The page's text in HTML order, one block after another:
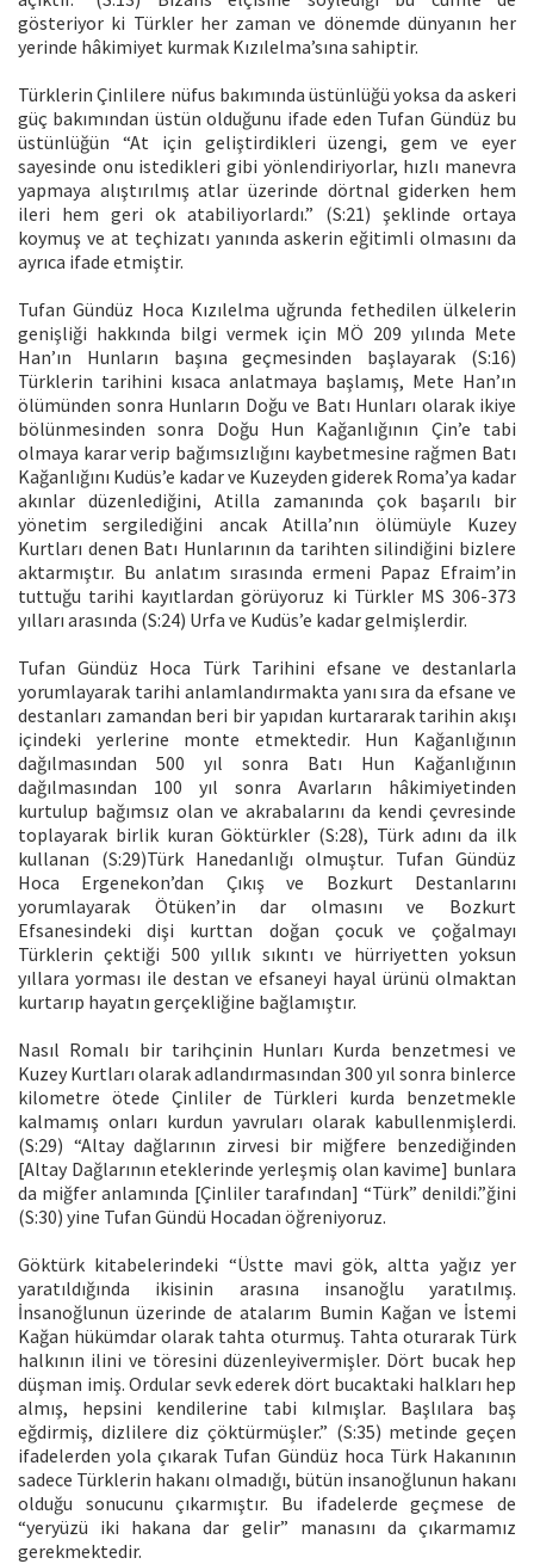
gösteriyor ki Türkler her zaman ve dönemde dünyanın her
yerinde hâkimiyet kurmak Kızılelma’sına sahiptir.
Türklerin Çinlilere nüfus bakımında üstünlüğü yoksa da askeri
güç bakımından üstün olduğunu ifade eden Tufan Gündüz bu
üstünlüğün “At için geliştirdikleri üzengi, gem ve eyer
sayesinde onu istedikleri gibi yönlendiriyorlar, hızlı manevra
yapmaya alıştırılmış atlar üzerinde dörtnal giderken hem
ileri hem geri ok atabiliyorlardı.” (S:21) şeklinde ortaya
koymuş ve at teçhizatı yanında askerin eğitimli olmasını da
ayrıca ifade etmiştir.
Tufan Gündüz Hoca Kızılelma uğrunda fethedilen ülkelerin
genişliği hakkında bilgi vermek için MÖ 209 yılında Mete
Han’ın Hunların başına geçmesinden başlayarak (S:16)
Türklerin tarihini kısaca anlatmaya başlamış, Mete Han’ın
ölümünden sonra Hunların Doğu ve Batı Hunları olarak ikiye
bölünmesinden sonra Doğu Hun Kağanlığının Çin’e tabi
olmaya karar verip bağımsızlığını kaybetmesine rağmen Batı
Kağanlığını Kudüs’e kadar ve Kuzeyden giderek Roma’ya kadar
akınlar düzenlediğini, Atilla zamanında çok başarılı bir
yönetim sergilediğini ancak Atilla’nın ölümüyle Kuzey
Kurtları denen Batı Hunlarının da tarihten silindiğini bizlere
aktarmıştır. Bu anlatım sırasında ermeni Papaz Efraim’in
tuttuğu tarihi kayıtlardan görüyoruz ki Türkler MS 306-373
yılları arasında (S:24) Urfa ve Kudüs’e kadar gelmişlerdir.
Tufan Gündüz Hoca Türk Tarihini efsane ve destanlarla
yorumlayarak tarihi anlamlandırmakta yanı sıra da efsane ve
destanları zamandan beri bir yapıdan kurtararak tarihin akışı
içindeki yerlerine monte etmektedir. Hun Kağanlığının
dağılmasından 500 yıl sonra Batı Hun Kağanlığının
dağılmasından 100 yıl sonra Avarların hâkimiyetinden
kurtulup bağımsız olan ve akrabalarını da kendi çevresinde
toplayarak birlik kuran Göktürkler (S:28), Türk adını da ilk
kullanan (S:29)Türk Hanedanlığı olmuştur. Tufan Gündüz
Hoca Ergenekon’dan Çıkış ve Bozkurt Destanlarını
yorumlayarak Ötüken’in dar olmasını ve Bozkurt
Efsanesindeki dişi kurttan doğan çocuk ve çoğalmayı
Türklerin çektiği 500 yıllık sıkıntı ve hürriyetten yoksun
yıllara yorması ile destan ve efsaneyi hayal ürünü olmaktan
kurtarıp hayatın gerçekliğine bağlamıştır.
Nasıl Romalı bir tarihçinin Hunları Kurda benzetmesi ve
Kuzey Kurtları olarak adlandırmasından 300 yıl sonra binlerce
kilometre ötede Çinliler de Türkleri kurda benzetmekle
kalmamış onları kurdun yavruları olarak kabullenmişlerdi.
(S:29) “Altay dağlarının zirvesi bir miğfere benzediğinden
[Altay Dağlarının eteklerinde yerleşmiş olan kavime] bunlara
da miğfer anlamında [Çinliler tarafından] “Türk” denildi.”ğini
(S:30) yine Tufan Gündü Hocadan öğreniyoruz.
Göktürk kitabelerindeki “Üstte mavi gök, altta yağız yer
yaratıldığında ikisinin arasına insanoğlu yaratılmış.
İnsanoğlunun üzerinde de atalarım Bumin Kağan ve İstemi
Kağan hükümdar olarak tahta oturmuş. Tahta oturarak Türk
halkının ilini ve töresini düzenleyivermişler. Dört bucak hep
düşman imiş. Ordular sevk ederek dört bucaktaki halkları hep
almış, hepsini kendilerine tabi kılmışlar. Başlılara baş
eğdirmiş, dizlilere diz çöktürmüşler.” (S:35) metinde geçen
ifadelerden yola çıkarak Tufan Gündüz hoca Türk Hakanının
sadece Türklerin hakanı olmadığı, bütün insanoğlunun hakanı
olduğu sonucunu çıkarmıştır. Bu ifadelerde geçmese de
“yeryüzü iki hakana dar gelir” manasını da çıkarmamız
gerekmektedir.